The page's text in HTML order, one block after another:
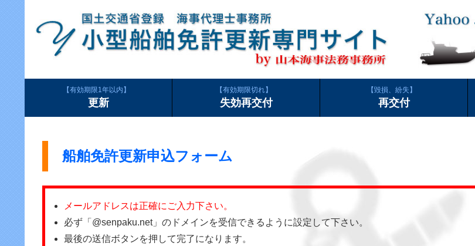
有効期限1年以内
更新
有効期限切れ
失効再交付
毀損、紛失
再交付
船舶免許更新申込フォーム
メールアドレスは正確にご入力下さい。
必ず「@senpaku.net」のドメインを受信できるように設定して下さい。
最後の送信ボタンを押して完了になります。